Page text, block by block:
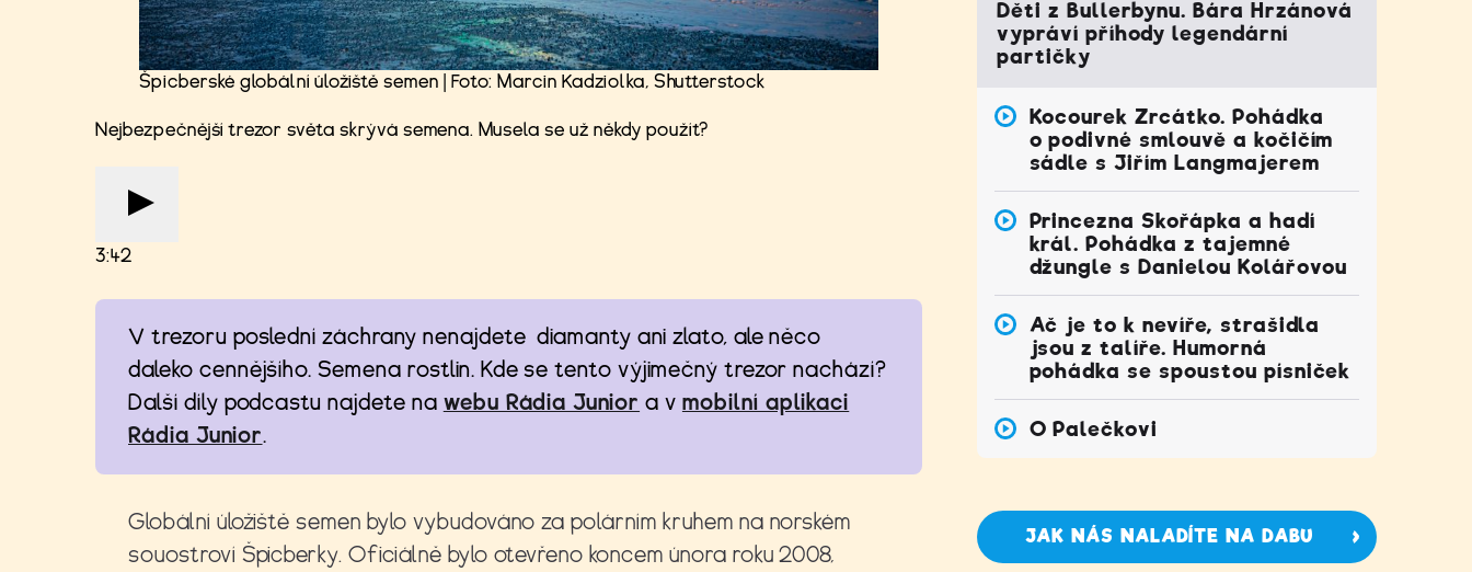
Špicberské globální úložiště semen | Foto: Marcin Kadziolka, Shutterstock
Nejbezpečnější trezor světa skrývá semena. Musela se už někdy použít?
3:42
V trezoru poslední záchrany nenajdete diamanty ani zlato, ale něco
daleko cennějšího. Semena rostlin. Kde se tento výjimečný trezor nachází?
Další díly podcastu najdete na webu Rádia Junior a v mobilní aplikaci
Rádia Junior.
Globální úložiště semen bylo vybudováno za polárním kruhem na norském
souostroví Špicberky. Oficiálně bylo otevřeno koncem února roku 2008,
Děti z Bullerbynu. Bára Hrzánová
vypráví příhody legendární
partičky
Kocourek Zrcátko. Pohádka
o podivné smlouvě a kočičím
sádle s Jiřím Langmajerem
Princezna Skořápka a hadí
král. Pohádka z tajemné
džungle s Danielou Kolářovou
Ač je to k nevíře, strašidla
jsou z talíře. Humorná
pohádka se spoustou písniček
O Palečkovi
JAK NÁS NALADÍTE NA DABU